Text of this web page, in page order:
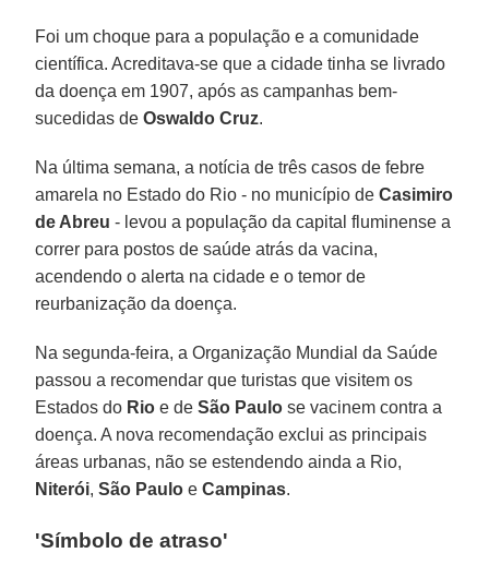
Foi um choque para a população e a comunidade
científica. Acreditava-se que a cidade tinha se livrado
da doença em 1907, após as campanhas bem-
sucedidas deOswaldo Cruz.
Na última semana, a notícia de três casos de febre
amarela no Estado do Rio - no município de Casimiro
de Abreu - levou a população da capital fluminense a
correr para postos de saúde atrás da vacina,
acendendo o alerta na cidade e o temor de
reurbanização da doença.
Na segunda-feira, a Organização Mundial da Saúde
passou a recomendar que turistas que visitem os
Estados do Rio e de São Paulo se vacinem contra a
doença. A nova recomendação exclui as principais
áreas urbanas, não se estendendo ainda a Rio,
Niterói,São Paulo eCampinas.
'Símbolo de atraso'